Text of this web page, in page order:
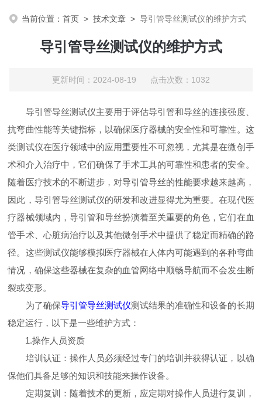
当前位置：首页 >技术文章 >导引管导丝测试仪的维护方式
导引管导丝测试仪的维护方式
更新时间：2024-08-19 点击次数：1032
导引管导丝测试仪主要用于评估导引管和导丝的连接强度、
抗弯曲性能等关键指标，以确保医疗器械的安全性和可靠性。 这
类测试仪在医疗领域中的应用重要性不可忽视，尤其是在微创手
术和介入治疗中，它们确保了手术工具的可靠性和患者的安全。
随着医疗技术的不断进步，对导引管导丝的性能要求越来越高，
因此，导引管导丝测试仪的研发和改进显得尤为重要。在现代医
疗器械领域内，导引管和导丝扮演着至关重要的角色，它们在血
管手术、心脏病治疗以及其他微创手术中提供了稳定而精确的路
径。这些测试仪能够模拟医疗器械在人体内可能遇到的各种弯曲
情况，确保这些器械在复杂的血管网络中顺畅导航而不会发生断
裂或变形。
为了确保导引管导丝测试仪测试结果的准确性和设备的长期
稳定运行，以下是一些维护方式：
1.操作人员资质
培训认证：操作人员必须经过专门的培训并获得认证，以确
保他们具备足够的知识和技能来操作设备。
定期复训：随着技术的更新，应定期对操作人员进行复训，